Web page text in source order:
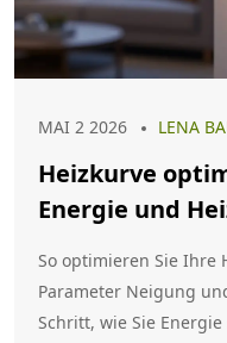
MAI 2 2026 LENA
Heizkurve
Energie und
So optimieren Sie Ihre
Parameter Neigung
Schritt, wie Sie